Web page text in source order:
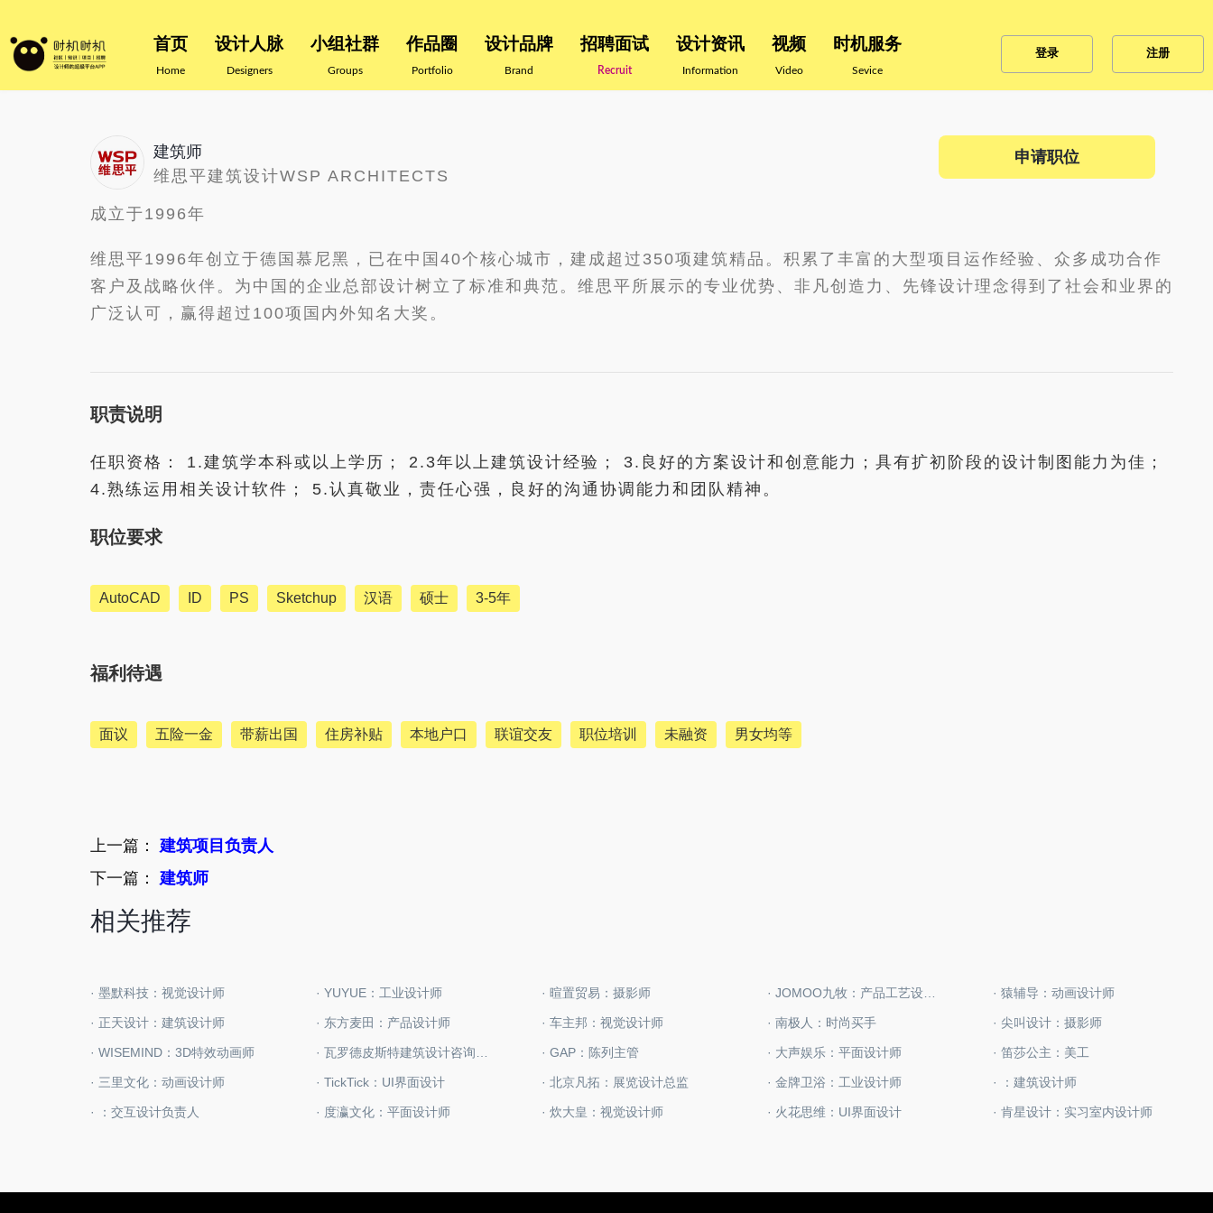
首页
Home
设计人脉
Designers
小组社群
Groups
作品圈
Portfolio
设计品牌
Brand
招聘面试
Recruit
设计资讯
Information
视频
Video
时机服务
Sevice
登录 注册
建筑师
维思平建筑设计WSP ARCHITECTS
申请职位
成立于1996年
维思平1996年创立于德国慕尼黑，已在中国40个核心城市，建成超过350项建筑精品。积累了丰富的大型项目运作经验、众多成功合作
客户及战略伙伴。为中国的企业总部设计树立了标准和典范。维思平所展示的专业优势、非凡创造力、先锋设计理念得到了社会和业界的
广泛认可，赢得超过100项国内外知名大奖。
职责说明
任职资格： 1.建筑学本科或以上学历； 2.3年以上建筑设计经验； 3.良好的方案设计和创意能力；具有扩初阶段的设计制图能力为佳；
4.熟练运用相关设计软件； 5.认真敬业，责任心强，良好的沟通协调能力和团队精神。
职位要求
AutoCAD ID PS Sketchup 汉语 硕士 3-5年
福利待遇
面议 五险一金 带薪出国 住房补贴 本地户口 联谊交友 职位培训 未融资 男女均等
上一篇： 建筑项目负责人
下一篇： 建筑师
相关推荐
· 墨默科技：视觉设计师 · YUYUE：工业设计师 · 暄置贸易：摄影师 · 猿辅导：动画设计师
· 正天设计：建筑设计师 · 东方麦田：产品设计师 · 车主邦：视觉设计师 · 南极人：时尚买手 · 尖叫设计：摄影师
· WISEMIND：3D特效动画师 · GAP：陈列主管 · 大声娱乐：平面设计师 · 笛莎公主：美工
· 三里文化：动画设计师 · TickTick：UI界面设计 · 北京凡拓：展览设计总监 · 金牌卫浴：工业设计师 · ：建筑设计师
· ：交互设计负责人 · 度瀛文化：平面设计师 · 炊大皇：视觉设计师 · 火花思维：UI界面设计 · 肯星设计：实习室内设计师